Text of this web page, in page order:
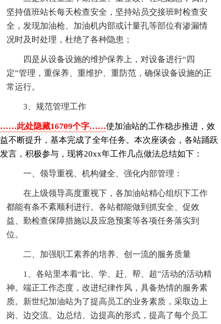
坚持值班站长每天检查安全，坚持站员交接班时检查安
全，发现加油枪、加油机内部或计量孔等部位有渗漏情
况时及时处理，杜绝了各种隐患；
四是从设备设施的维护保养上，对设备进行“四
定”管理，重保养、重维护、重防范，确保设备设施的正
常运行。
3、规范管理工作
……此处隐藏16709个字……使加油站的工作稳步推进，效
益不断提升，基本完成了全年任务。本次座谈会，各站踊跃
发言，积极参与，现将20xx年工作几点做法总结如下：
一、领导重视、机构健全、强化内部管理：
在上级领导高度重视下，各加油站精心组织下工作
都能有条不紊顺利进行。各站都能做到抓安全、促效
益、勤检查保障措施以及应急预案等各项任务落实到
位。
二、加强职工素养的培养、创一流的服务质量
1、各站里本着“比、学、赶、帮、超”活动的活动精
神。端正工作态度，改进纪律作风，具备热情的服务素
质。新世纪加油站为了提高员工的业务素质，采取边上
岗、边交流、边总结、边提高的形式，提高了每个员工